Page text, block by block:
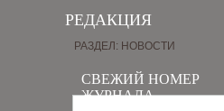
РЕДАКЦИЯ
СВЕЖИЙ НОМЕР
ЖУРНАЛА
РАЗДЕЛ: НОВОСТИ